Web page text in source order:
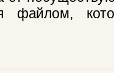
файлом,